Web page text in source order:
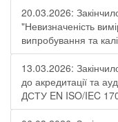
20.03.2026:
"Невизначеність
випробування та
13.03.2026:
до акредитації та
ДСТУ EN ISO/IEC